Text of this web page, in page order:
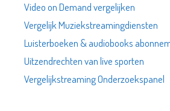
Video on Demand vergelijken
Vergelijk Muziekstreamingdiensten
Luisterboeken & audiobooks
Uitzendrechten van live sporten
Vergelijkstreaming Onderzoekspanel